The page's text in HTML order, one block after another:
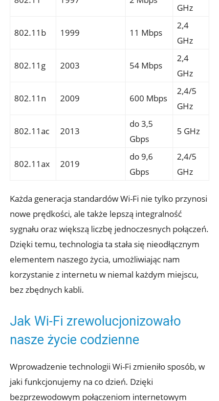
GHz
802.11b 1999 11 ‌Mbps
2,4
GHz
802.11g 2003 54 Mbps
2,4
GHz
802.11n 2009 600 Mbps
2,4/5
GHz
802.11ac 2013
do‌ 3,5
Gbps
5 GHz
802.11ax 2019
do⁢ 9,6
Gbps
2,4/5
GHz
Każda generacja standardów Wi-Fi nie tylko przynosi
nowe prędkości, ale także lepszą⁣ integralność
sygnału oraz większą liczbę jednoczesnych połączeń.
Dzięki temu, technologia​ ta stała się nieodłącznym
elementem‌ naszego życia, umożliwiając nam
korzystanie z internetu w niemal każdym miejscu,
bez ​zbędnych kabli.
Jak Wi-Fi‌ zrewolucjonizowało
⁤nasze życie⁤ codzienne
Wprowadzenie technologii Wi-Fi zmieniło sposób,‌ w
jaki funkcjonujemy na co dzień.​ Dzięki
bezprzewodowym połączeniom ⁤internetowym‌